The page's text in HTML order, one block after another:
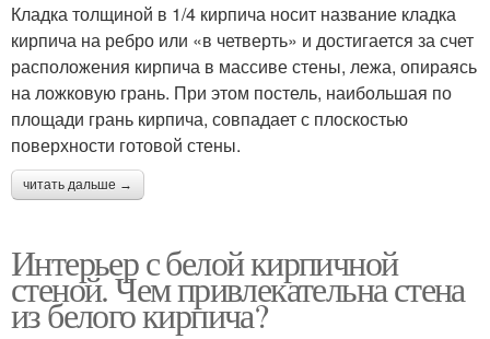
Кладка толщиной в 1/4 кирпича носит название кладка
кирпича на ребро или «в четверть» и достигается за счет
расположения кирпича в массиве стены, лежа, опираясь
на ложковую грань. При этом постель, наибольшая по
площади грань кирпича, совпадает с плоскостью
поверхности готовой стены.
читать дальше →
Интерьер с белой кирпичной
стеной. Чем привлекательна стена
из белого кирпича?